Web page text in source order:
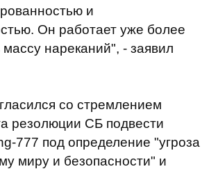
и
Он работает уже более
массу нареканий", - заявил
со стремлением
резолюции СБ подвести
777 под определение "угроза
миру и безопасности" и